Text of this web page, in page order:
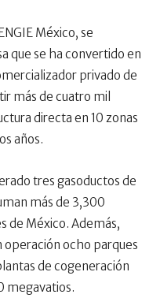
México, se
que se ha convertido en
privado de
más de cuatro mil
directa en 10 zonas
años.
tres gasoductos de
más de 3,300
de México. Además,
operación ocho parques
de cogeneración
megavatios.